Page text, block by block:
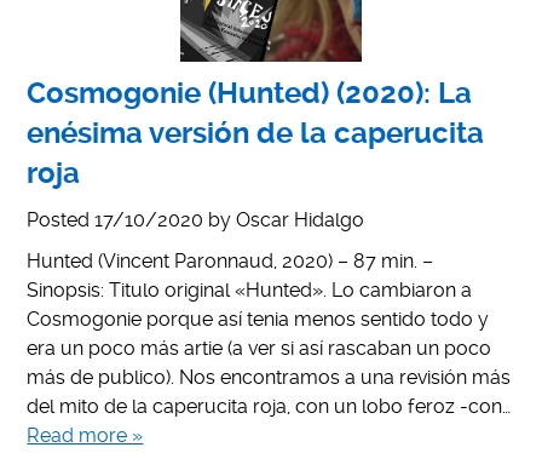
Cosmogonie (Hunted) (2020): La
enésima versión de la caperucita
roja
Posted17/10/2020 byOscar Hidalgo
Hunted (Vincent Paronnaud, 2020) – 87 min. –
Sinopsis: Titulo original «Hunted». Lo cambiaron a
Cosmogonie porque así tenia menos sentido todo y
era un poco más artie (a ver si así rascaban un poco
más de publico). Nos encontramos a una revisión más
del mito de la caperucita roja, con un lobo feroz -con…
Read more »